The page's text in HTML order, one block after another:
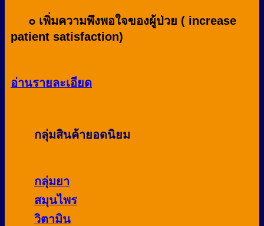
๐ เพิ่มความพึงพอใจของผู้ป่วย ( increase
patient satisfaction)
อ่านรายละเอียด
กลุ่มสินค้ายอดนิยม
กลุ่มยา
สมุนไพร
วิตามิน